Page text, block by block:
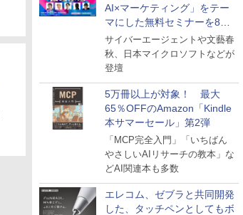
AI×マーケティング」をテー
マにした無料セミナーを8月
27日にオンライン開催
サイバーエージェントや文藝春
秋、日本マイクロソフトなどが
登壇
5万冊以上が対象！ 最大
65％OFFのAmazon「Kindle
本サマーセール」第2弾
「MCP完全入門」「いちばん
やさしいAIリサーチの教本」な
どAI関連本も多数
エレコム、ゼブラと共同開発
した、タッチペンとしてもボ